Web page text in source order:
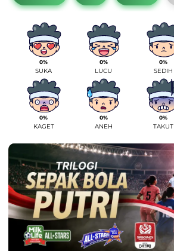
0%
SUKA
0%
LUCU
0%
SEDIH
0%
KAGET
0%
ANEH
0%
TAKUT